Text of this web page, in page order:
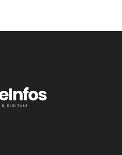
Nigeria,